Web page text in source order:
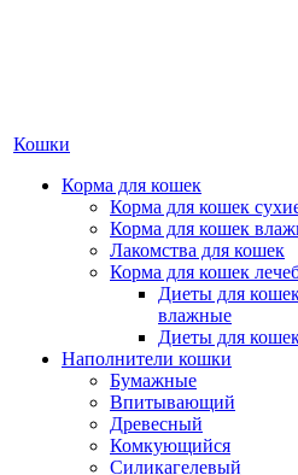
Кошки
Корма для кошек
Корма для кошек
Корма для кошек
Лакомства для кошек
Корма для кошек
Диеты для
влажные
Диеты для
Наполнители кошки
Бумажные
Впитывающий
Древесный
Комкующийся
Силикагелевый